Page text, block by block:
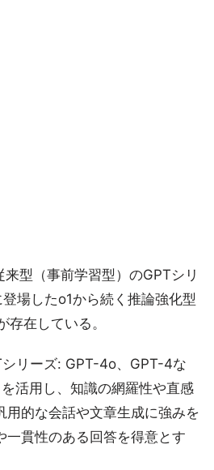
型（事前学習型）のGPTシリ
場したo1から続く推論強化型
在している。
リーズ: GPT-4o、GPT-4な
活用し、知識の網羅性や直感
用的な会話や文章生成に強みを
一貫性のある回答を得意とす